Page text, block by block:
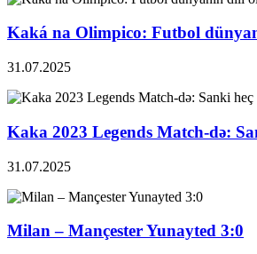
Kaká na Olimpico: Futbol
31.07.2025
Kaka 2023 Legends Match-də:
31.07.2025
Milan – Mançester Yunayted 3:0